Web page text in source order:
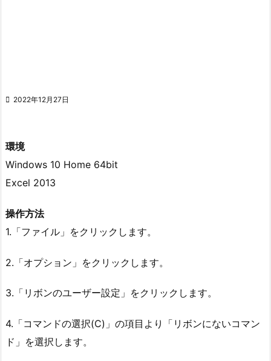
 2022年12月27日
環境
Windows 10 Home 64bit
Excel 2013
操作方法
1.「ファイル」をクリックします。
2.「オプション」をクリックします。
3.「リボンのユーザー設定」をクリックします。
4.「コマンドの選択(C)」の項目より「リボンにないコマン
ド」を選択します。